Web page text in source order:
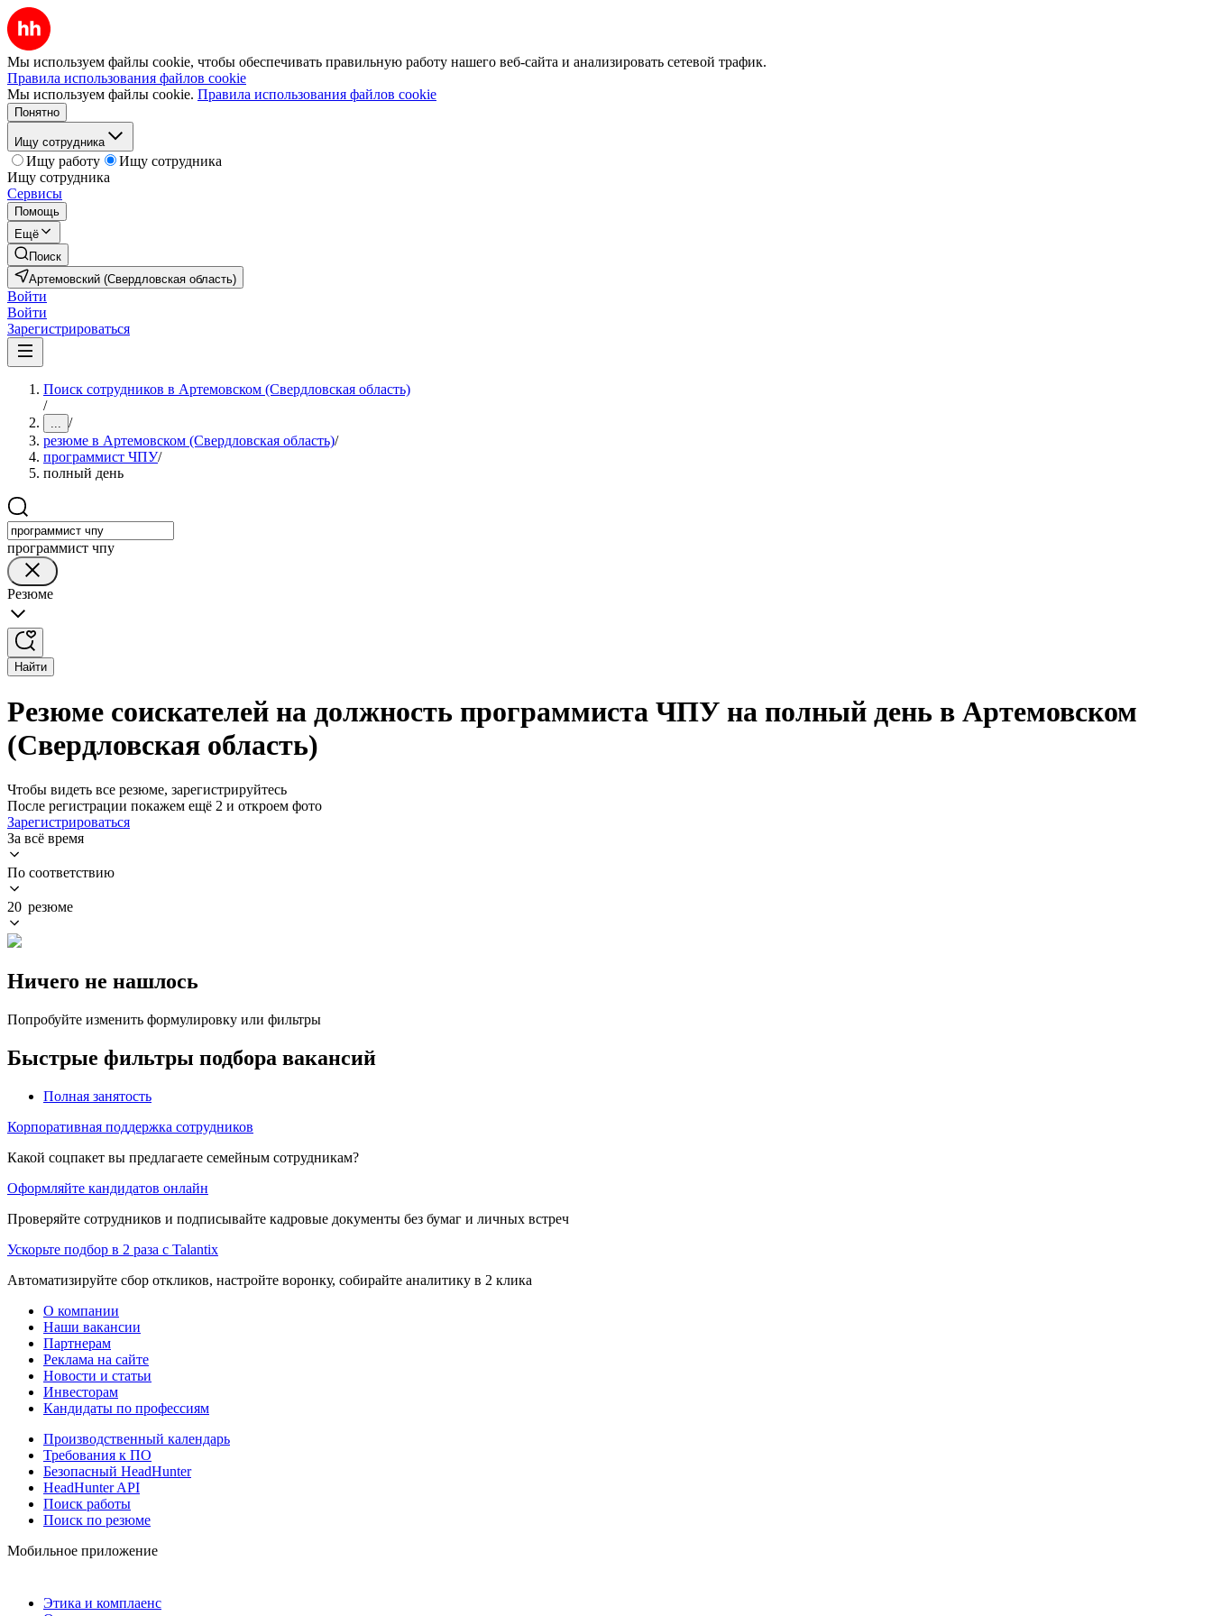
Мы используем файлы cookie, чтобы обеспечивать правильную работу нашего веб-сайта и анализировать сетевой трафик.
Правила использования файлов cookie
Мы используем файлы cookie. Правила использования файлов cookie
Понятно
Ищу сотрудника
Ищу работу
Ищу сотрудника
Ищу сотрудника
Сервисы
Помощь
Ещё
Поиск
Артемовский (Свердловская область)
Войти
Войти
Зарегистрироваться
Поиск сотрудников в Артемовском (Свердловская область)
/
... /
резюме в Артемовском (Свердловская область)/
программист ЧПУ/
полный день
программист чпу
Резюме
Найти
Резюме соискателей на должность программиста ЧПУ на полный день в Артемовском
(Свердловская область)
Чтобы видеть все резюме, зарегистрируйтесь
После регистрации покажем ещё 2 и откроем фото
Зарегистрироваться
За всё время
По соответствию
20 резюме
Ничего не нашлось
Попробуйте изменить формулировку или фильтры
Быстрые фильтры подбора вакансий
Полная занятость
Корпоративная поддержка сотрудников
Какой соцпакет вы предлагаете семейным сотрудникам?
Оформляйте кандидатов онлайн
Проверяйте сотрудников и подписывайте кадровые документы без бумаг и личных встреч
Ускорьте подбор в 2 раза с Talantix
Автоматизируйте сбор откликов, настройте воронку, собирайте аналитику в 2 клика
О компании
Наши вакансии
Партнерам
Реклама на сайте
Новости и статьи
Инвесторам
Кандидаты по профессиям
Производственный календарь
Требования к ПО
Безопасный HeadHunter
HeadHunter API
Поиск работы
Поиск по резюме
Мобильное приложение
Этика и комплаенс